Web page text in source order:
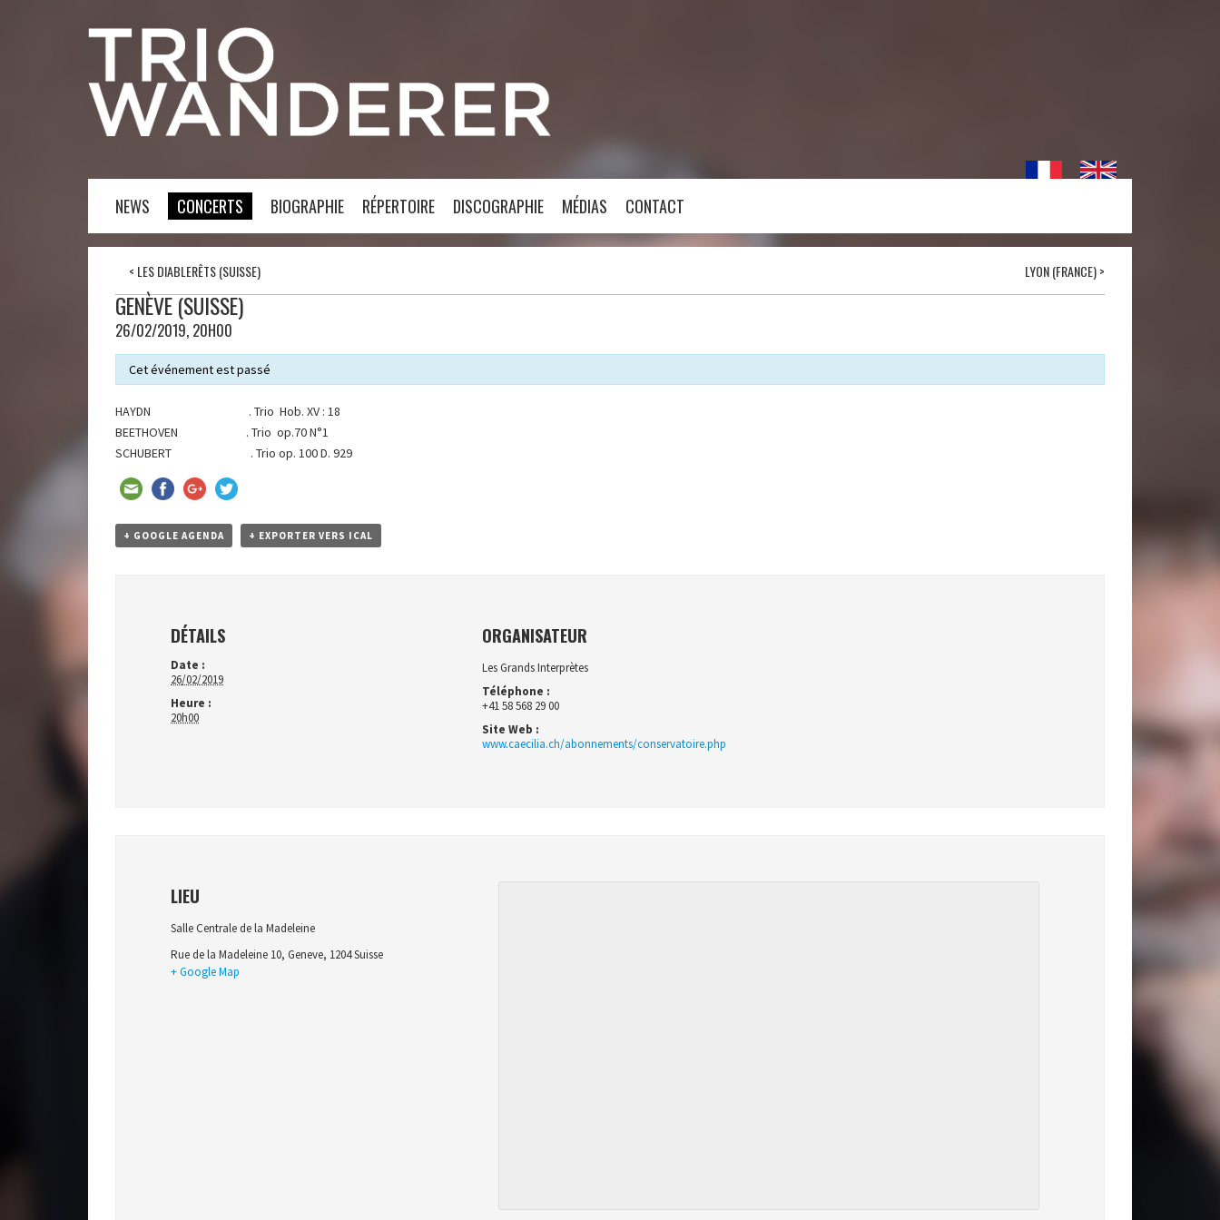
NEWS CONCERTS BIOGRAPHIE RÉPERTOIRE DISCOGRAPHIE MÉDIAS CONTACT
< LES DIABLERÊTS (SUISSE) LYON (FRANCE)>
GENÈVE (SUISSE)
26/02/2019, 20H00
Cet événement est passé
HAYDN . Trio Hob. XV : 18
BEETHOVEN . Trio op.70 N°1
SCHUBERT . Trio op. 100 D. 929
+ GOOGLE AGENDA + EXPORTER VERS ICAL
DÉTAILS
Date :
26/02/2019
Heure :
20h00
ORGANISATEUR
Les Grands Interprètes
Téléphone :
+41 58 568 29 00
Site Web :
www.caecilia.ch/abonnements/conservatoire.php
LIEU
Salle Centrale de la Madeleine
Rue de la Madeleine 10, Geneve, 1204Suisse
+ Google Map